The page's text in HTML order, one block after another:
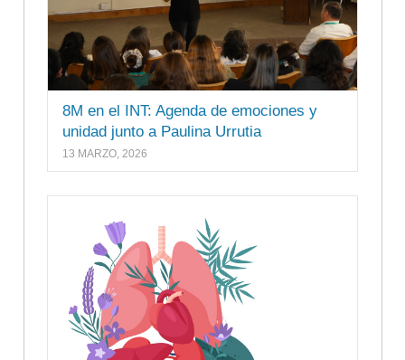
8M en el INT: Agenda de emociones y
unidad junto a Paulina Urrutia
13 MARZO, 2026